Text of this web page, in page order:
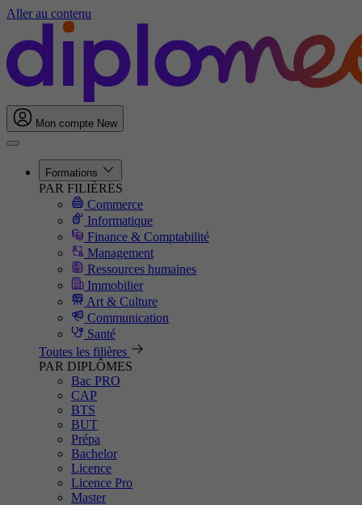
Aller au contenu
Mon compte New
Formations
PAR FILIÈRES
Commerce
Informatique
Finance & Comptabilité
Management
Ressources humaines
Immobilier
Art & Culture
Communication
Santé
Toutes les filières
PAR DIPLÔMES
Bac PRO
CAP
BTS
BUT
Prépa
Bachelor
Licence
Licence Pro
Master